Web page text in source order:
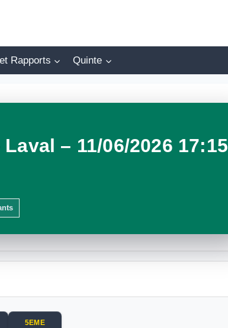
Rapports Quinte
– 11/06/2026 17:15
5EME